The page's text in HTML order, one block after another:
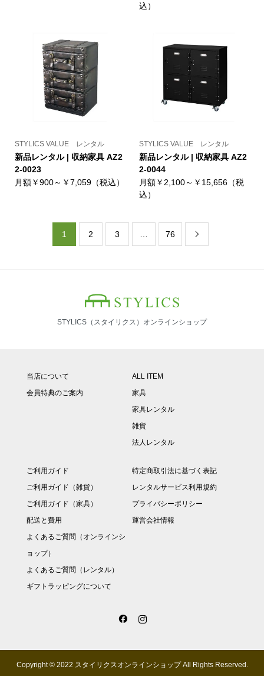
込）
STYLICS VALUE レンタル
新品レンタル | 収納家具 AZ2
2-0023
月額￥900～￥7,059（税込）
STYLICS VALUE レンタル
新品レンタル | 収納家具 AZ2
2-0044
月額￥2,100～￥15,656（税
込）
1 2 3 76 
STYLICS（スタイリクス）オンラインショップ
当店について
会員特典のご案内
ALL ITEM
家具
家具レンタル
雑貨
法人レンタル
ご利用ガイド
ご利用ガイド（雑貨）
ご利用ガイド（家具）
配送と費用
よくあるご質問（オンラインシ
ョップ）
よくあるご質問（レンタル）
ギフトラッピングについて
特定商取引法に基づく表記
レンタルサービス利用規約
プライバシーポリシー
運営会社情報
Copyright © 2022 スタイリクスオンラインショップ All Rights Reserved.